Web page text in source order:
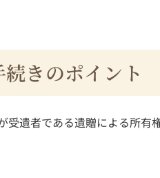
きのポイント
受遺者である遺贈による所